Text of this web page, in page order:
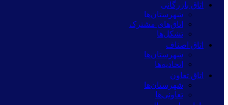
اتاق بازرگانی
شهرستان‌ها
اتاق‌های مشترک
تشکل‌ها
اتاق اصناف
شهرستان‌ها
اتحادیه‌ها
اتاق تعاون
شهرستان‌ها
تعاونی‌ها